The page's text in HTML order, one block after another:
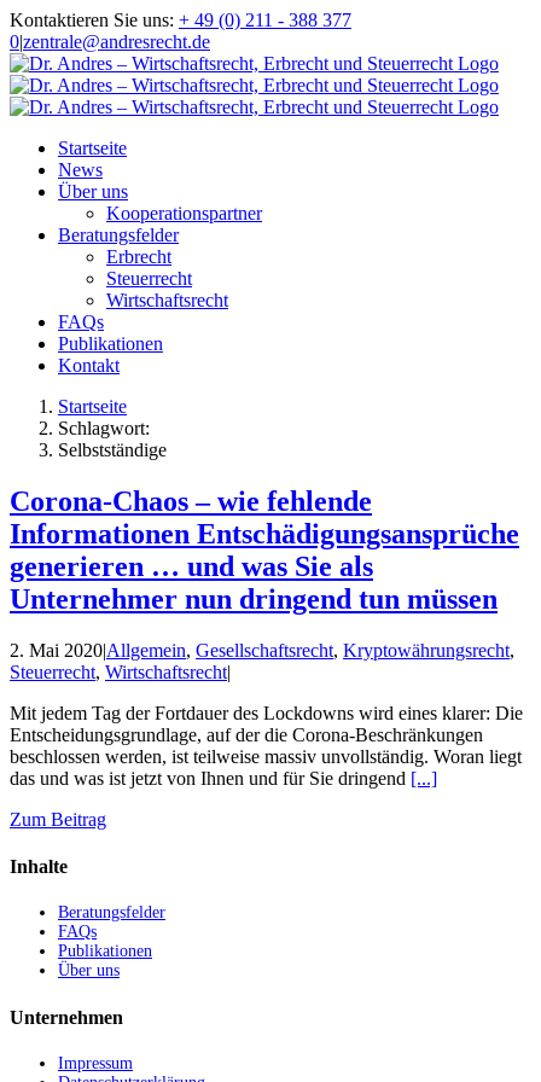
Zum
Inhalt
springen
Kontaktieren Sie uns: + 49 (0) 211 - 388 377
0|zentrale@andresrecht.de
Startseite
News
Über uns
Kooperationspartner
Beratungsfelder
Erbrecht
Steuerrecht
Wirtschaftsrecht
FAQs
Publikationen
Kontakt
Startseite
Schlagwort:
Selbstständige
Corona-Chaos – wie fehlende
Informationen Entschädigungsansprüche
generieren … und was Sie als
Unternehmer nun dringend tun müssen
2. Mai 2020|Allgemein, Gesellschaftsrecht, Kryptowährungsrecht,
Steuerrecht, Wirtschaftsrecht|
Mit jedem Tag der Fortdauer des Lockdowns wird eines klarer: Die
Entscheidungsgrundlage, auf der die Corona-Beschränkungen
beschlossen werden, ist teilweise massiv unvollständig. Woran liegt
das und was ist jetzt von Ihnen und für Sie dringend [...]
Zum Beitrag
Inhalte
Beratungsfelder
FAQs
Publikationen
Über uns
Unternehmen
Impressum